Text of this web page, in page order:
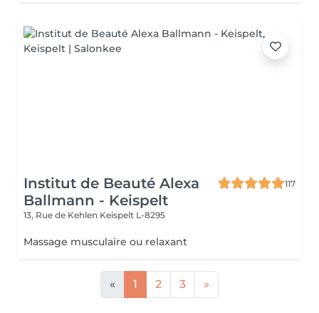
Institut de Beauté Alexa
Ballmann - Keispelt
117
13, Rue de Kehlen Keispelt L-8295
Massage musculaire ou relaxant
« 1 2 3 »